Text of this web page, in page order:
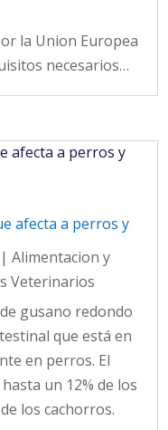
la Union Europea
necesarios…
afecta a perros y
|Alimentacion y
Veterinarios
gusano redondo
que está en
en perros. El
un 12% de los
los cachorros.